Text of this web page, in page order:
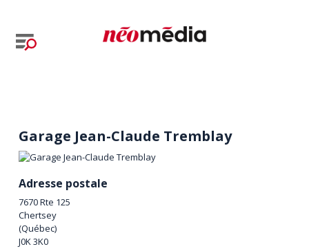
Garage Jean-Claude Tremblay
Adresse postale
7670 Rte 125
Chertsey
(Québec)
J0K 3K0